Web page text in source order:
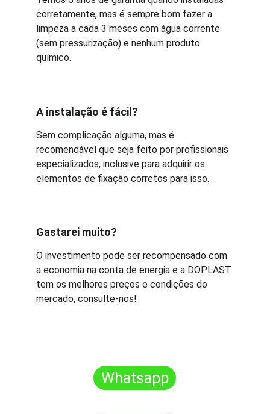
corretamente, mas é sempre bom fazer a
limpeza a cada 3 meses com água corrente
(sem pressurização) e nenhum produto
químico.
Gastarei muito?
O investimento pode ser recompensado com
a economia na conta de energia e a DOPLAST
tem os melhores preços e condições do
mercado, consulte-nos!
A instalação é fácil?
Sem complicação alguma, mas é
recomendável que seja feito por profissionais
especializados, inclusive para adquirir os
elementos de fixação corretos para isso.
Whatsapp